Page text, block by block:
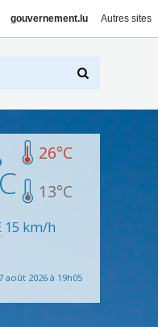
gouvernement.lu Autres sites
26°C
13°C
15 km/h
août 2026 à 19h05